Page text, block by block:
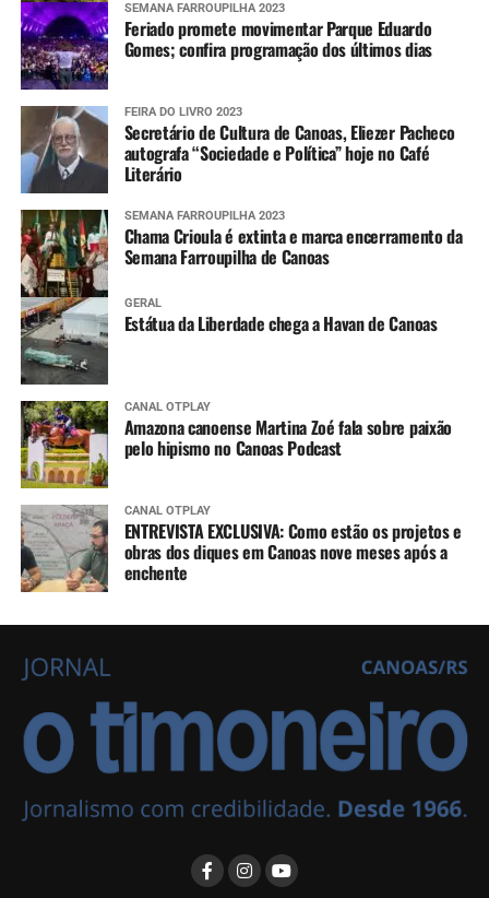
SEMANA FARROUPILHA 2023
Feriado promete movimentar Parque Eduardo
Gomes; confira programação dos últimos dias
FEIRA DO LIVRO 2023
Secretário de Cultura de Canoas, Eliezer Pacheco
autografa “Sociedade e Política” hoje no Café
Literário
SEMANA FARROUPILHA 2023
Chama Crioula é extinta e marca encerramento da
Semana Farroupilha de Canoas
GERAL
Estátua da Liberdade chega a Havan de Canoas
CANAL OTPLAY
Amazona canoense Martina Zoé fala sobre paixão
pelo hipismo no Canoas Podcast
CANAL OTPLAY
ENTREVISTA EXCLUSIVA: Como estão os projetos e
obras dos diques em Canoas nove meses após a
enchente